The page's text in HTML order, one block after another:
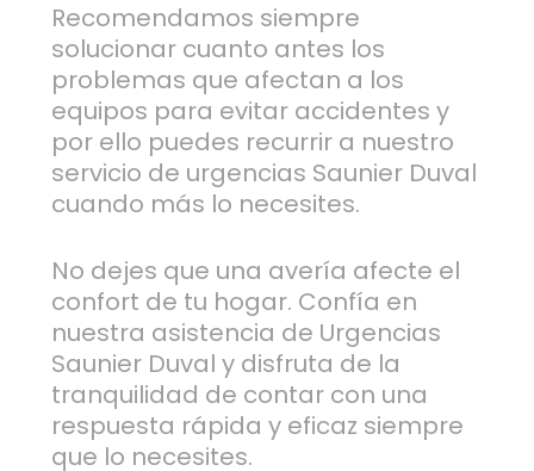
Recomendamos siempre
solucionar cuanto antes los
problemas que afectan a los
equipos para evitar accidentes y
por ello puedes recurrir a nuestro
servicio de urgencias Saunier Duval
cuando más lo necesites.
No dejes que una avería afecte el
confort de tu hogar. Confía en
nuestra asistencia de Urgencias
Saunier Duval y disfruta de la
tranquilidad de contar con una
respuesta rápida y eficaz siempre
que lo necesites.